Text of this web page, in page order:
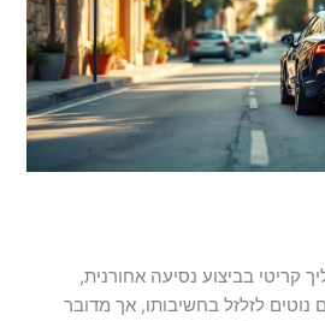
קריטי בביצוע נסיעה אחורנית,
נוטים לזלזל בחשיבותו, אך מדובר